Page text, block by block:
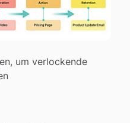
um verlockende